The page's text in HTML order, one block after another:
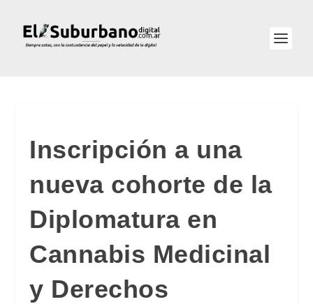
Inscripción a una
nueva cohorte de la
Diplomatura en
Cannabis Medicinal
y Derechos